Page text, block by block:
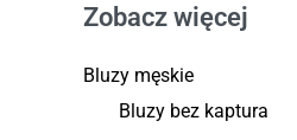
Zobacz więcej
Bluzy męskie
Bluzy bez kaptura